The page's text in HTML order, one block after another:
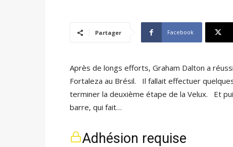
Partager Facebook
Après de longs efforts, Graham Dalton a
Fortaleza au Brésil. Il fallait effectuer
terminer la deuxième étape de la Velux. Et
barre, qui fait…
Adhésion requise